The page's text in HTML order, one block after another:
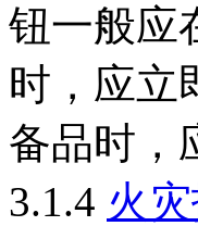
钮一般应
时，应立
备品时，
3.1.4 火